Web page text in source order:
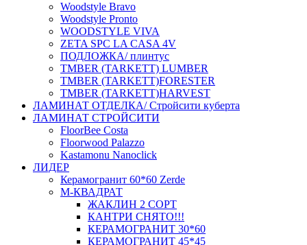
Woodstyle Bravo
Woodstyle Pronto
WOODSTYLE VIVA
ZETA SPC LA CASA 4V
ПОДЛОЖКА/ плинтус
ТMBER (TARKETT) LUMBER
ТMBER (TARKETT)FORESTER
ТMBER (TARKETT)HARVEST
ЛАМИНАТ ОТДЕЛКА/ Стройсити куберта
ЛАМИНАТ СТРОЙСИТИ
FloorBee Costa
Floorwood Palazzo
Kastamonu Nanoclick
ЛИДЕР
Керамогранит 60*60 Zerde
М-КВАДРАТ
ЖАКЛИН 2 СОРТ
КАНТРИ СНЯТО!!!
КЕРАМОГРАНИТ 30*60
КЕРАМОГРАНИТ 45*45